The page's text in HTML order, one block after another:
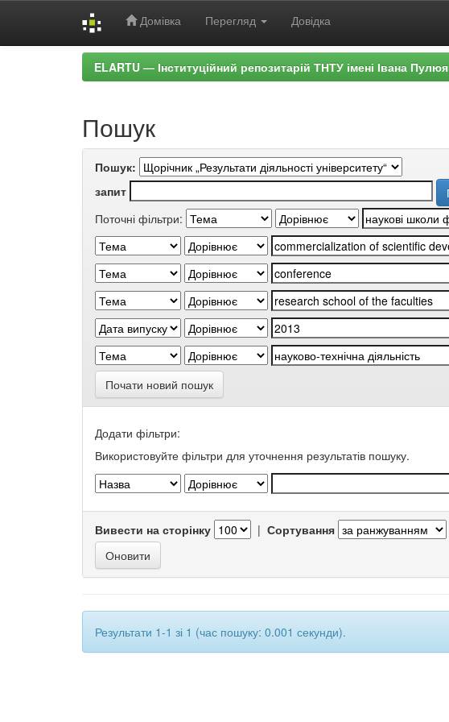
Домівка Перегляд Довідка
ELARTU — Інституційний репозитарій ТНТУ імені Івана Пулюя
Пошук
Пошук:
запит
Поточні фільтри:
Почати новий пошук
Додати фільтри:
Використовуйте фільтри для уточнення результатів пошуку.
Вивести на сторінку | Сортування
Результати 1-1 зі 1 (час пошуку: 0.001 секунди).